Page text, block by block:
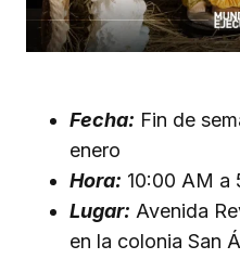
Fecha: Fin de
enero
Hora: 10:00 AM a
Lugar: Avenida
en la colonia San